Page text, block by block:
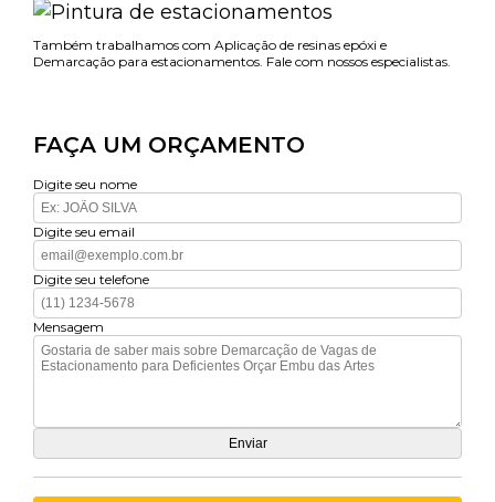
Também trabalhamos com Aplicação de resinas epóxi e
Demarcação para estacionamentos. Fale com nossos especialistas.
FAÇA UM ORÇAMENTO
Digite seu nome
Digite seu email
Digite seu telefone
Mensagem